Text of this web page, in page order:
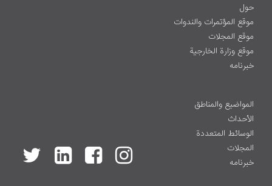
حول
موقع المؤتمرات والندوات
موقع المجلات
موقع وزارة الخارجية
خبرنامه
المواضيع والمناطق
الأحداث
الوسائط المتعددة
المجلات
خبرنامه